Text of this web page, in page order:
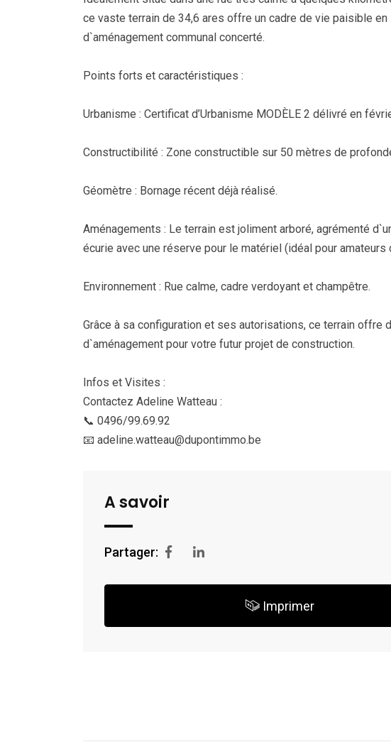
ce vaste terrain de 34,6 ares offre un cadre de vie paisible
d`aménagement communal concerté.
Points forts et caractéristiques :
Urbanisme : Certificat d’Urbanisme MODÈLE 2 délivré en
Constructibilité : Zone constructible sur 50 mètres de
Géomètre : Bornage récent déjà réalisé.
Aménagements : Le terrain est joliment arboré, agrémenté
écurie avec une réserve pour le matériel (idéal pour amateurs
Environnement : Rue calme, cadre verdoyant et champêtre.
Grâce à sa configuration et ses autorisations, ce terrain
d`aménagement pour votre futur projet de construction.
Infos et Visites :
Contactez Adeline Watteau :
📞 0496/99.69.92
📧 adeline.watteau@dupontimmo.be
A savoir
Partager:
Imprimer